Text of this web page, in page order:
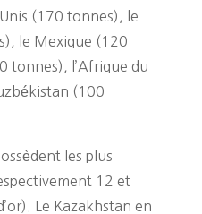
(170 tonnes), le
le Mexique (120
tonnes), l’Afrique du
(100
les plus
12 et
Le Kazakhstan en